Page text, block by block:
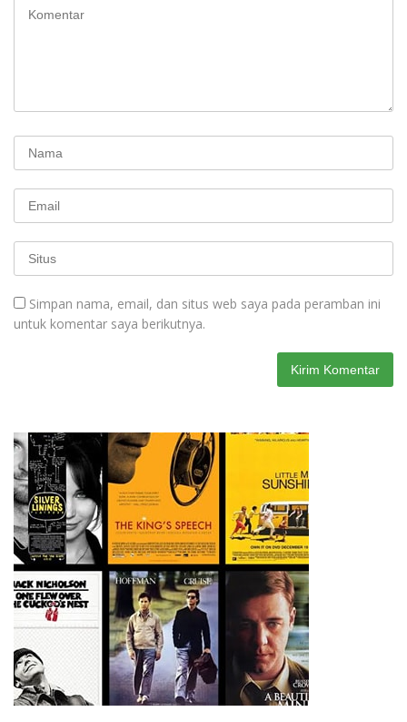
Simpan nama, email, dan situs web saya pada peramban ini
untuk komentar saya berikutnya.